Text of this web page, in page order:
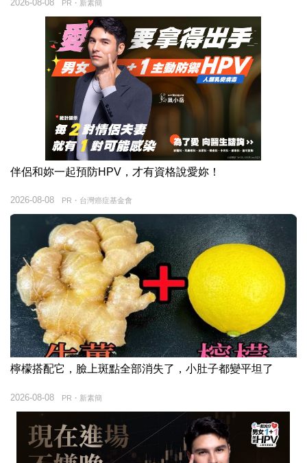
PR・新素簡
2026-08-08
伴侶和妳一起預防HPV，才有資格說愛妳！
PR・台灣癌症基金會
2026-08-08
檸檬搭配它，臉上斑點全部消失了，小肚子都變平坦了
PR・新素簡
2026-08-08